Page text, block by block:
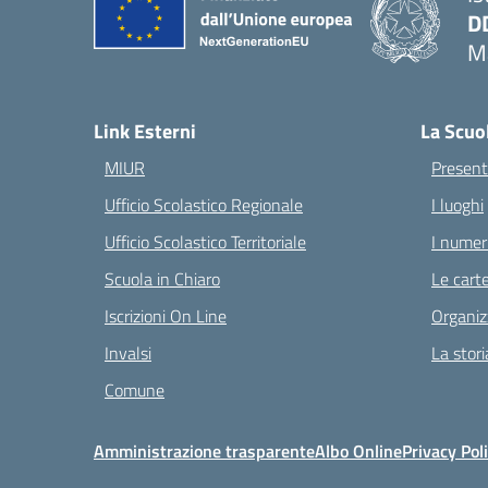
Link Esterni
MIUR
Ufficio Scolastico Regionale
Ufficio Scolastico Territoriale
Scuola in Chiaro
Iscrizioni On Line
Invalsi
Comune
La
I luoghi
I
Le
La
Amministrazione trasparenteAlbo OnlinePrivacy